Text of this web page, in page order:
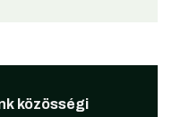
közösségi